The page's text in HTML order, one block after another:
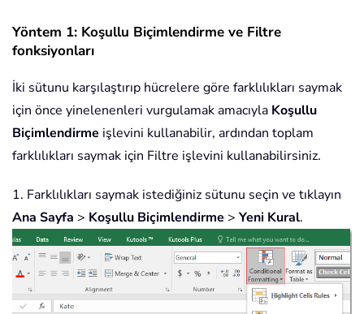
Yöntem 1: Koşullu Biçimlendirme ve Filtre
fonksiyonları
İki sütunu karşılaştırıp hücrelere göre farklılıkları saymak
için önce yinelenenleri vurgulamak amacıyla Koşullu
Biçimlendirme işlevini kullanabilir, ardından toplam
farklılıkları saymak için Filtre işlevini kullanabilirsiniz.
1. Farklılıkları saymak istediğiniz sütunu seçin ve tıklayın
Ana Sayfa > Koşullu Biçimlendirme > Yeni Kural.